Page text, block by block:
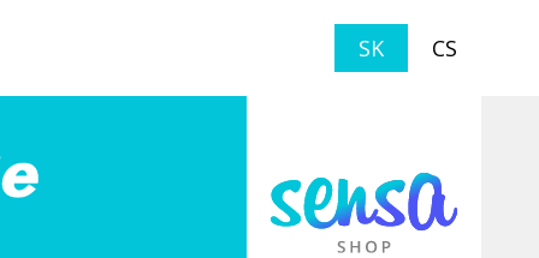
SK CS